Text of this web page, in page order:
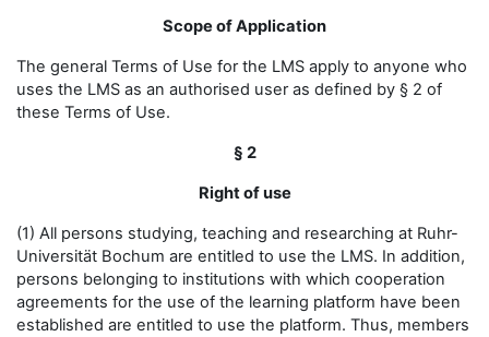
Scope of Application
The general Terms of Use for the LMS apply to anyone who
uses the LMS as an authorised user as defined by § 2 of
these Terms of Use.
§ 2
Right of use
(1) All persons studying, teaching and researching at Ruhr-
Universität Bochum are entitled to use the LMS. In addition,
persons belonging to institutions with which cooperation
agreements for the use of the learning platform have been
established are entitled to use the platform. Thus, members